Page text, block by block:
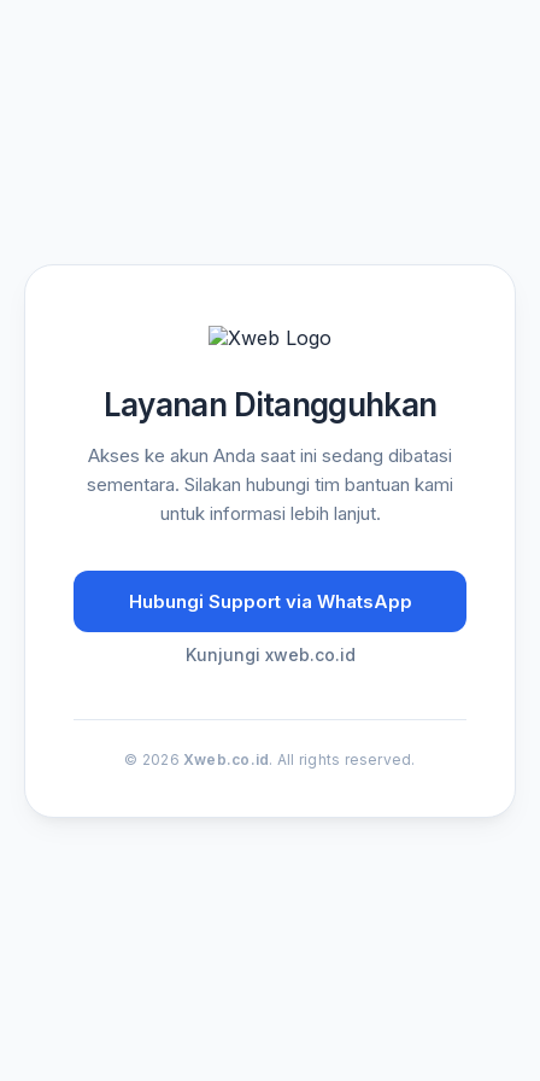
Layanan Ditangguhkan
Akses ke akun Anda saat ini sedang dibatasi
sementara. Silakan hubungi tim bantuan kami
untuk informasi lebih lanjut.
Hubungi Support via WhatsApp
Kunjungi xweb.co.id
© 2026 Xweb.co.id. All rights reserved.